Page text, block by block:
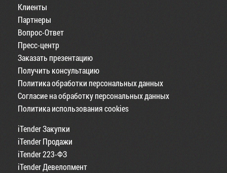
Клиенты
Партнеры
Вопрос-Ответ
Пресс-центр
Заказать презентацию
Получить консультацию
Политика обработки персональных данных
Согласие на обработку персональных данных
Политика использования cookies
iTender Закупки
iTender Продажи
iTender 223-ФЗ
iTender Девелопмент